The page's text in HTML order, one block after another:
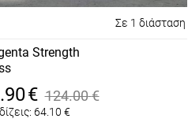
Σε 1 διάσταση
Strength
€ 124.00€
64.10 €